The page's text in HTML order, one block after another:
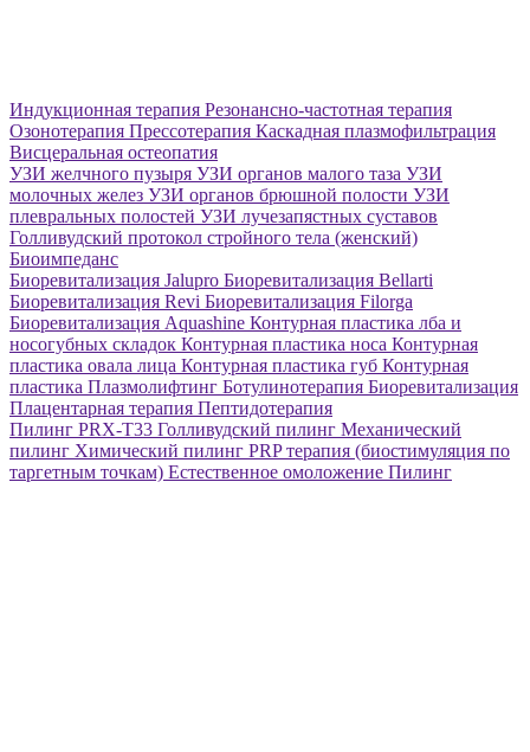
Индукционная терапия Резонансно-частотная терапия
Озонотерапия Прессотерапия Каскадная плазмофильтрация
Висцеральная остеопатия
УЗИ желчного пузыря УЗИ органов малого таза УЗИ
молочных желез УЗИ органов брюшной полости УЗИ
плевральных полостей УЗИ лучезапястных суставов
Голливудский протокол стройного тела (женский)
Биоимпеданс
Биоревитализация Jalupro Биоревитализация Bellarti
Биоревитализация Revi Биоревитализация Filorga
Биоревитализация Aquashine Контурная пластика лба и
носогубных складок Контурная пластика носа Контурная
пластика овала лица Контурная пластика губ Контурная
пластика Плазмолифтинг Ботулинотерапия Биоревитализация
Плацентарная терапия Пептидотерапия
Пилинг PRX-T33 Голливудский пилинг Механический
пилинг Химический пилинг PRP терапия (биостимуляция по
таргетным точкам) Естественное омоложение Пилинг